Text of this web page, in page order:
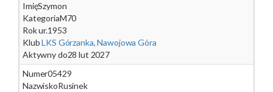
ImięSzymon
KategoriaM70
Rok ur.1953
KlubLKS Górzanka, Nawojowa Góra
Aktywny do28 lut 2027
Numer05429
NazwiskoRusinek